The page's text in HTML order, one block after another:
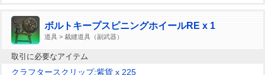
ボルトキープスピニングホイールRE x 1
道具 > 裁縫道具（副武器）
取引に必要なアイテム
クラフタースクリップ:紫貨 x 225